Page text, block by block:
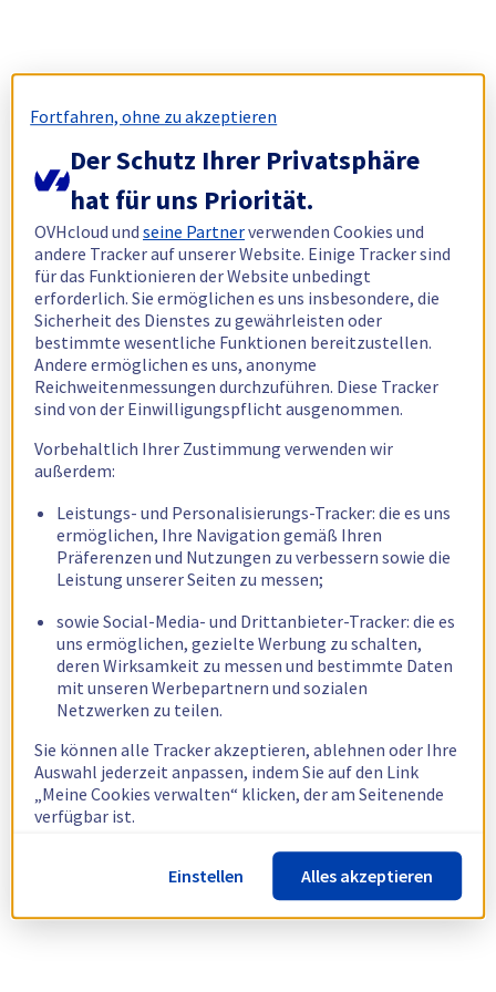
Fortfahren, ohne zu akzeptieren
Der Schutz Ihrer Privatsphäre
hat für uns Priorität.
OVHcloud undseine Partnerverwenden Cookies und
andere Tracker auf unserer Website. Einige Tracker sind
für das Funktionieren der Website unbedingt
erforderlich. Sie ermöglichen es uns insbesondere, die
Sicherheit des Dienstes zu gewährleisten oder
bestimmte wesentliche Funktionen bereitzustellen.
Andere ermöglichen es uns, anonyme
Reichweitenmessungen durchzuführen. Diese Tracker
sind von der Einwilligungspflicht ausgenommen.
Vorbehaltlich Ihrer Zustimmung verwenden wir
außerdem:
Leistungs- und Personalisierungs-Tracker: die es uns
ermöglichen, Ihre Navigation gemäß Ihren
Präferenzen und Nutzungen zu verbessern sowie die
Leistung unserer Seiten zu messen;
sowie Social-Media- und Drittanbieter-Tracker: die es
uns ermöglichen, gezielte Werbung zu schalten,
deren Wirksamkeit zu messen und bestimmte Daten
mit unseren Werbepartnern und sozialen
Netzwerken zu teilen.
Sie können alle Tracker akzeptieren, ablehnen oder Ihre
Auswahl jederzeit anpassen, indem Sie auf den Link
„Meine Cookies verwalten“ klicken, der am Seitenende
verfügbar ist.
Weitere Informationen finden Sie in unsererRichtlinie
zur Verwendung von Cookies.
Einstellen Alles akzeptieren